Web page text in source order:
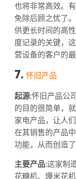
也将非常高效。
免除后顾之忧了
供更长时间的高
度记录的关键，
营设备的客户的最
7. 怀旧产品
起源:怀旧产品公
的目的很简单，
家电产品，让人
在其销售的产品
功能，从而创造
主要产品:这家制
花糖机、爆米花